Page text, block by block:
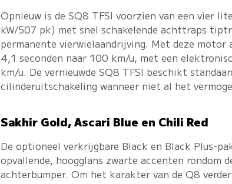
Opnieuw is de SQ8 TFSI voorzien van een vier
kW/507 pk) met snel schakelende achttraps
permanente vierwielaandrijving. Met deze motor
4,1 seconden naar 100 km/u, met een
km/u. De vernieuwde SQ8 TFSI beschikt
cilinderuitschakeling wanneer niet al het
Sakhir Gold, Ascari Blue en Chili Red
De optioneel verkrijgbare Black en Black Plus-
opvallende, hoogglans zwarte accenten rondom
achterbumper. Om het karakter van de Q8